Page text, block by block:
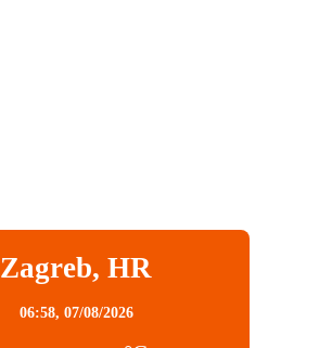
Zagreb, HR
06:58, 07/08/2026